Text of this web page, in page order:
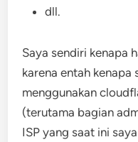
dll.
Saya sendiri kenapa
karena entah
menggunakan
(terutama bagian
ISP yang saat ini